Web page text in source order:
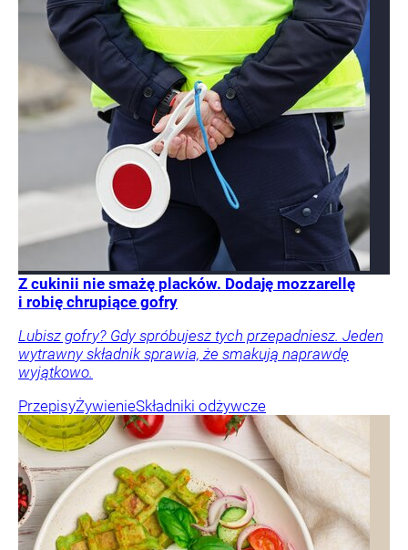
Z cukinii nie smażę placków. Dodaję mozzarellę
i robię chrupiące gofry
Lubisz gofry? Gdy spróbujesz tych przepadniesz. Jeden
wytrawny składnik sprawia, że smakują naprawdę
wyjątkowo.
PrzepisyŻywienieSkładniki odżywcze